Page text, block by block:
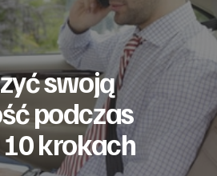
swoją
podczas
krokach